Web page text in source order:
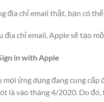
địa chỉ email thật, bạn có
địa chỉ email, Apple sẽ tạo
in with Apple
mọi ứng dụng đang cung
là vào tháng 4/2020. Do